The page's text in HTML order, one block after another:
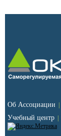
Об Ассоциации
Учебный центр